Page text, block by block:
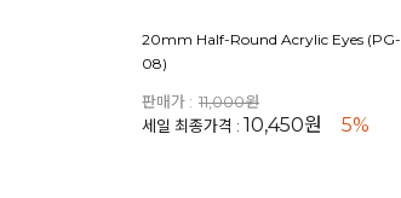
20mm Half-Round Acrylic Eyes (PG-
08)
판매가 : 11,000원
세일 최종가격 : 10,450원 5%